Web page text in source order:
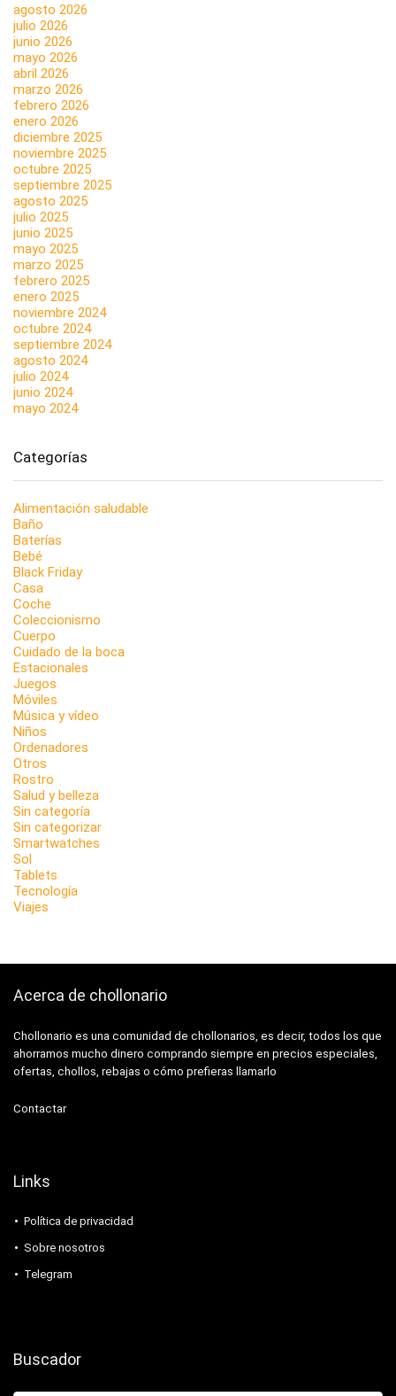
agosto 2026
julio 2026
junio 2026
mayo 2026
abril 2026
marzo 2026
febrero 2026
enero 2026
diciembre 2025
noviembre 2025
octubre 2025
septiembre 2025
agosto 2025
julio 2025
junio 2025
mayo 2025
marzo 2025
febrero 2025
enero 2025
noviembre 2024
octubre 2024
septiembre 2024
agosto 2024
julio 2024
junio 2024
mayo 2024
Categorías
Alimentación saludable
Baño
Baterías
Bebé
Black Friday
Casa
Coche
Coleccionismo
Cuerpo
Cuidado de la boca
Estacionales
Juegos
Móviles
Música y vídeo
Niños
Ordenadores
Otros
Rostro
Salud y belleza
Sin categoría
Sin categorizar
Smartwatches
Sol
Tablets
Tecnología
Viajes
Acerca de chollonario
Chollonario es una comunidad de chollonarios, es decir, todos los que
ahorramos mucho dinero comprando siempre en precios especiales,
ofertas, chollos, rebajas o cómo prefieras llamarlo
Contactar
Links
Política de privacidad
Sobre nosotros
Telegram
Buscador